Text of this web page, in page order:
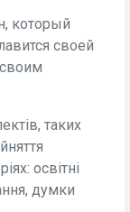
который
своей
таких
освітні
думки